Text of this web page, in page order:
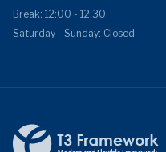
Break: 12:00 - 12:30
Saturday - Sunday: Closed